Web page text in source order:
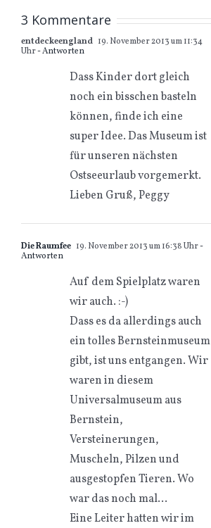
3 Kommentare
entdeckeengland 19. November 2013 um 11:34
Uhr- Antworten
Dass Kinder dort gleich
noch ein bisschen basteln
können, finde ich eine
super Idee. Das Museum ist
für unseren nächsten
Ostseeurlaub vorgemerkt.
Lieben Gruß, Peggy
Die Raumfee 19. November 2013 um 16:38 Uhr-
Antworten
Auf dem Spielplatz waren
wir auch. :-)
Dass es da allerdings auch
ein tolles Bernsteinmuseum
gibt, ist uns entgangen. Wir
waren in diesem
Universalmuseum aus
Bernstein,
Versteinerungen,
Muscheln, Pilzen und
ausgestopfen Tieren. Wo
war das noch mal…
Eine Leiter hatten wir im